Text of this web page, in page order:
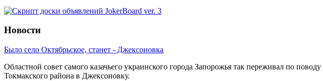
Новости
Было село Октябрьское, станет - Джексоновка
Областной совет самого казачьего украинского города Запорожья так переживал по
Токмакского района в Джексоновку.